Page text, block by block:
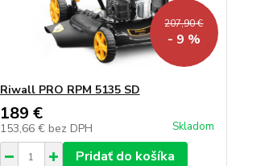
207,90 €
- 9 %
Riwall PRO RPM 5135 SD
189 €
153,66 € bez DPH Skladom
Pridať do košíka